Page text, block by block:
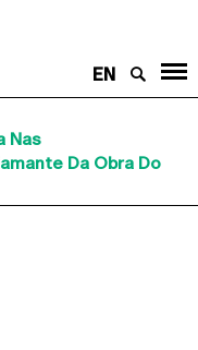
EN
Nas
Da Obra Do